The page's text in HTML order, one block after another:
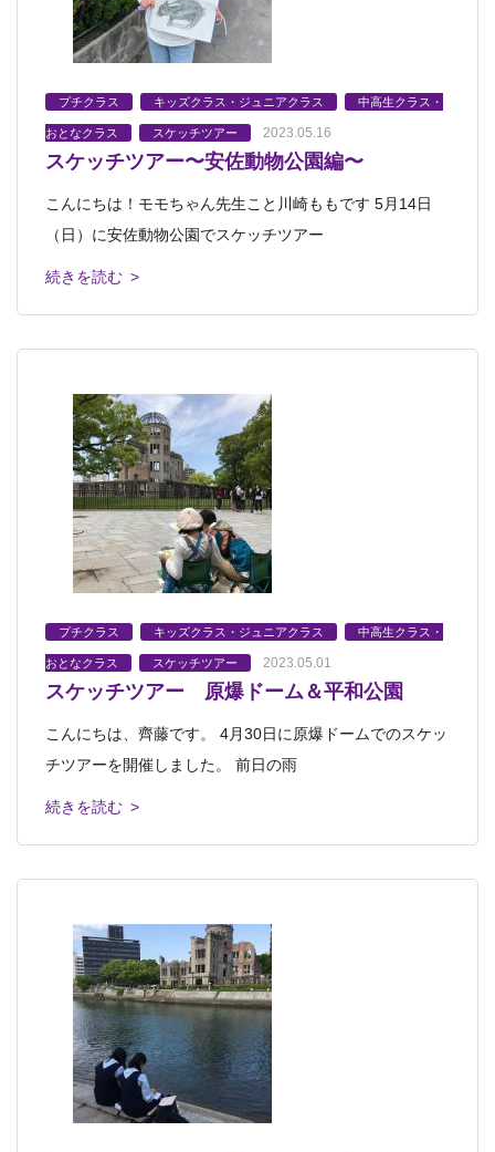
プチクラス キッズクラス・ジュニアクラス 中高生クラス・
おとなクラス スケッチツアー 2023.05.16
スケッチツアー〜安佐動物公園編〜
こんにちは！モモちゃん先生こと川崎ももです 5月14日
（日）に安佐動物公園でスケッチツアー
続きを読む >
プチクラス キッズクラス・ジュニアクラス 中高生クラス・
おとなクラス スケッチツアー 2023.05.01
スケッチツアー 原爆ドーム＆平和公園
こんにちは、齊藤です。 4月30日に原爆ドームでのスケッ
チツアーを開催しました。 前日の雨
続きを読む >